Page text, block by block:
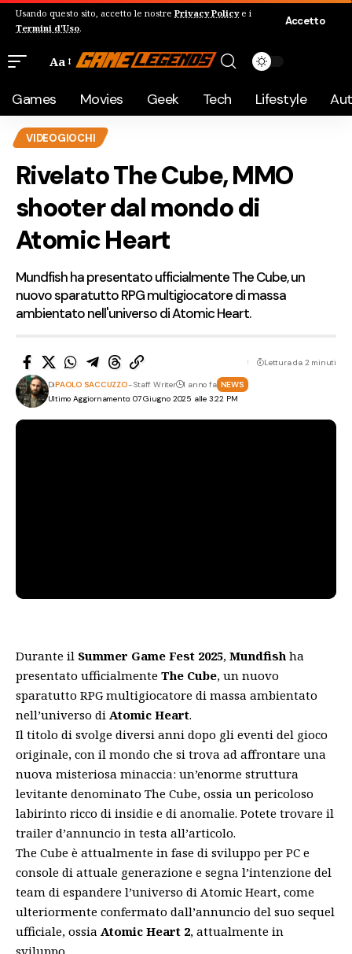
Usando questo sito, accetto le nostre Privacy Policye i
Termini d'Uso.
Accetto
Aa
Games Movies Geek Tech Lifestyle
VIDEOGIOCHI
Rivelato The Cube, MMO
shooter dal mondo di
Atomic Heart
Mundfish ha presentato ufficialmente The Cube, un
nuovo sparatutto RPG multigiocatore di massa
ambientato nell'universo di Atomic Heart.
Ultimo Aggiornamento: 07 Giugno 2025 alle 3:22 PM
DiPAOLO SACCUZZO- Staff Writer 1 anno fa NEWS
Lettura da 2 minuti
Durante il Summer Game Fest 2025, Mundfish ha
presentato ufficialmente The Cube, un nuovo
sparatutto RPG multigiocatore di massa ambientato
nell’universo di Atomic Heart.
Il titolo di svolge diversi anni dopo gli eventi del gioco
originale, con il mondo che si trova ad affrontare una
nuova misteriosa minaccia: un’enorme struttura
levitante denominato The Cube, ossia un pericoloso
labirinto ricco di insidie e di anomalie. Potete trovare il
trailer d’annuncio in testa all’articolo.
The Cube è attualmente in fase di sviluppo per PC e
console di attuale generazione e segna l’intenzione del
team di espandere l’universo di Atomic Heart, come
ulteriormente confermato dall’annuncio del suo sequel
ufficiale, ossia Atomic Heart 2, attualmente in